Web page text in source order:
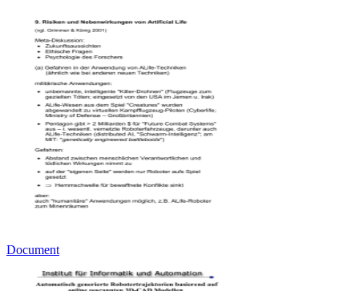
Document